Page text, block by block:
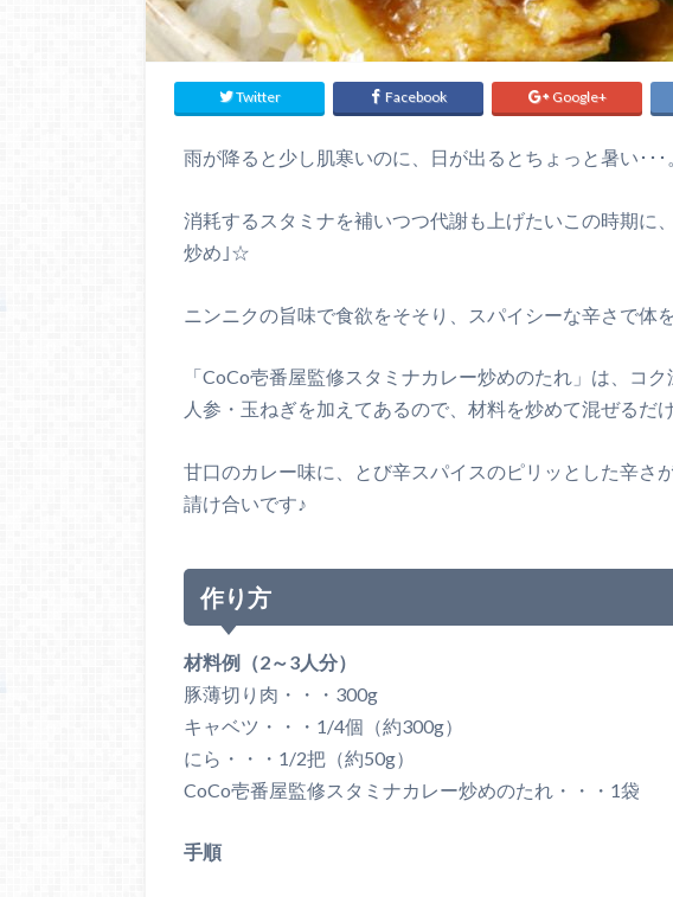
Twitter Facebook Google+
雨が降ると少し肌寒いのに、日が出るとちょっと暑い･･･
消耗するスタミナを補いつつ代謝も上げたいこの時期に
炒め｣☆
ニンニクの旨味で食欲をそそり、スパイシーな辛さで体
「CoCo壱番屋監修スタミナカレー炒めのたれ」は、コ
人参・玉ねぎを加えてあるので、材料を炒めて混ぜるだけ
甘口のカレー味に、とび辛スパイスのピリッとした辛さ
請け合いです♪
作り方
材料例（2～3人分）
豚薄切り肉・・・300g
キャベツ・・・1/4個（約300g）
にら・・・1/2把（約50g）
CoCo壱番屋監修スタミナカレー炒めのたれ・・・1袋
手順